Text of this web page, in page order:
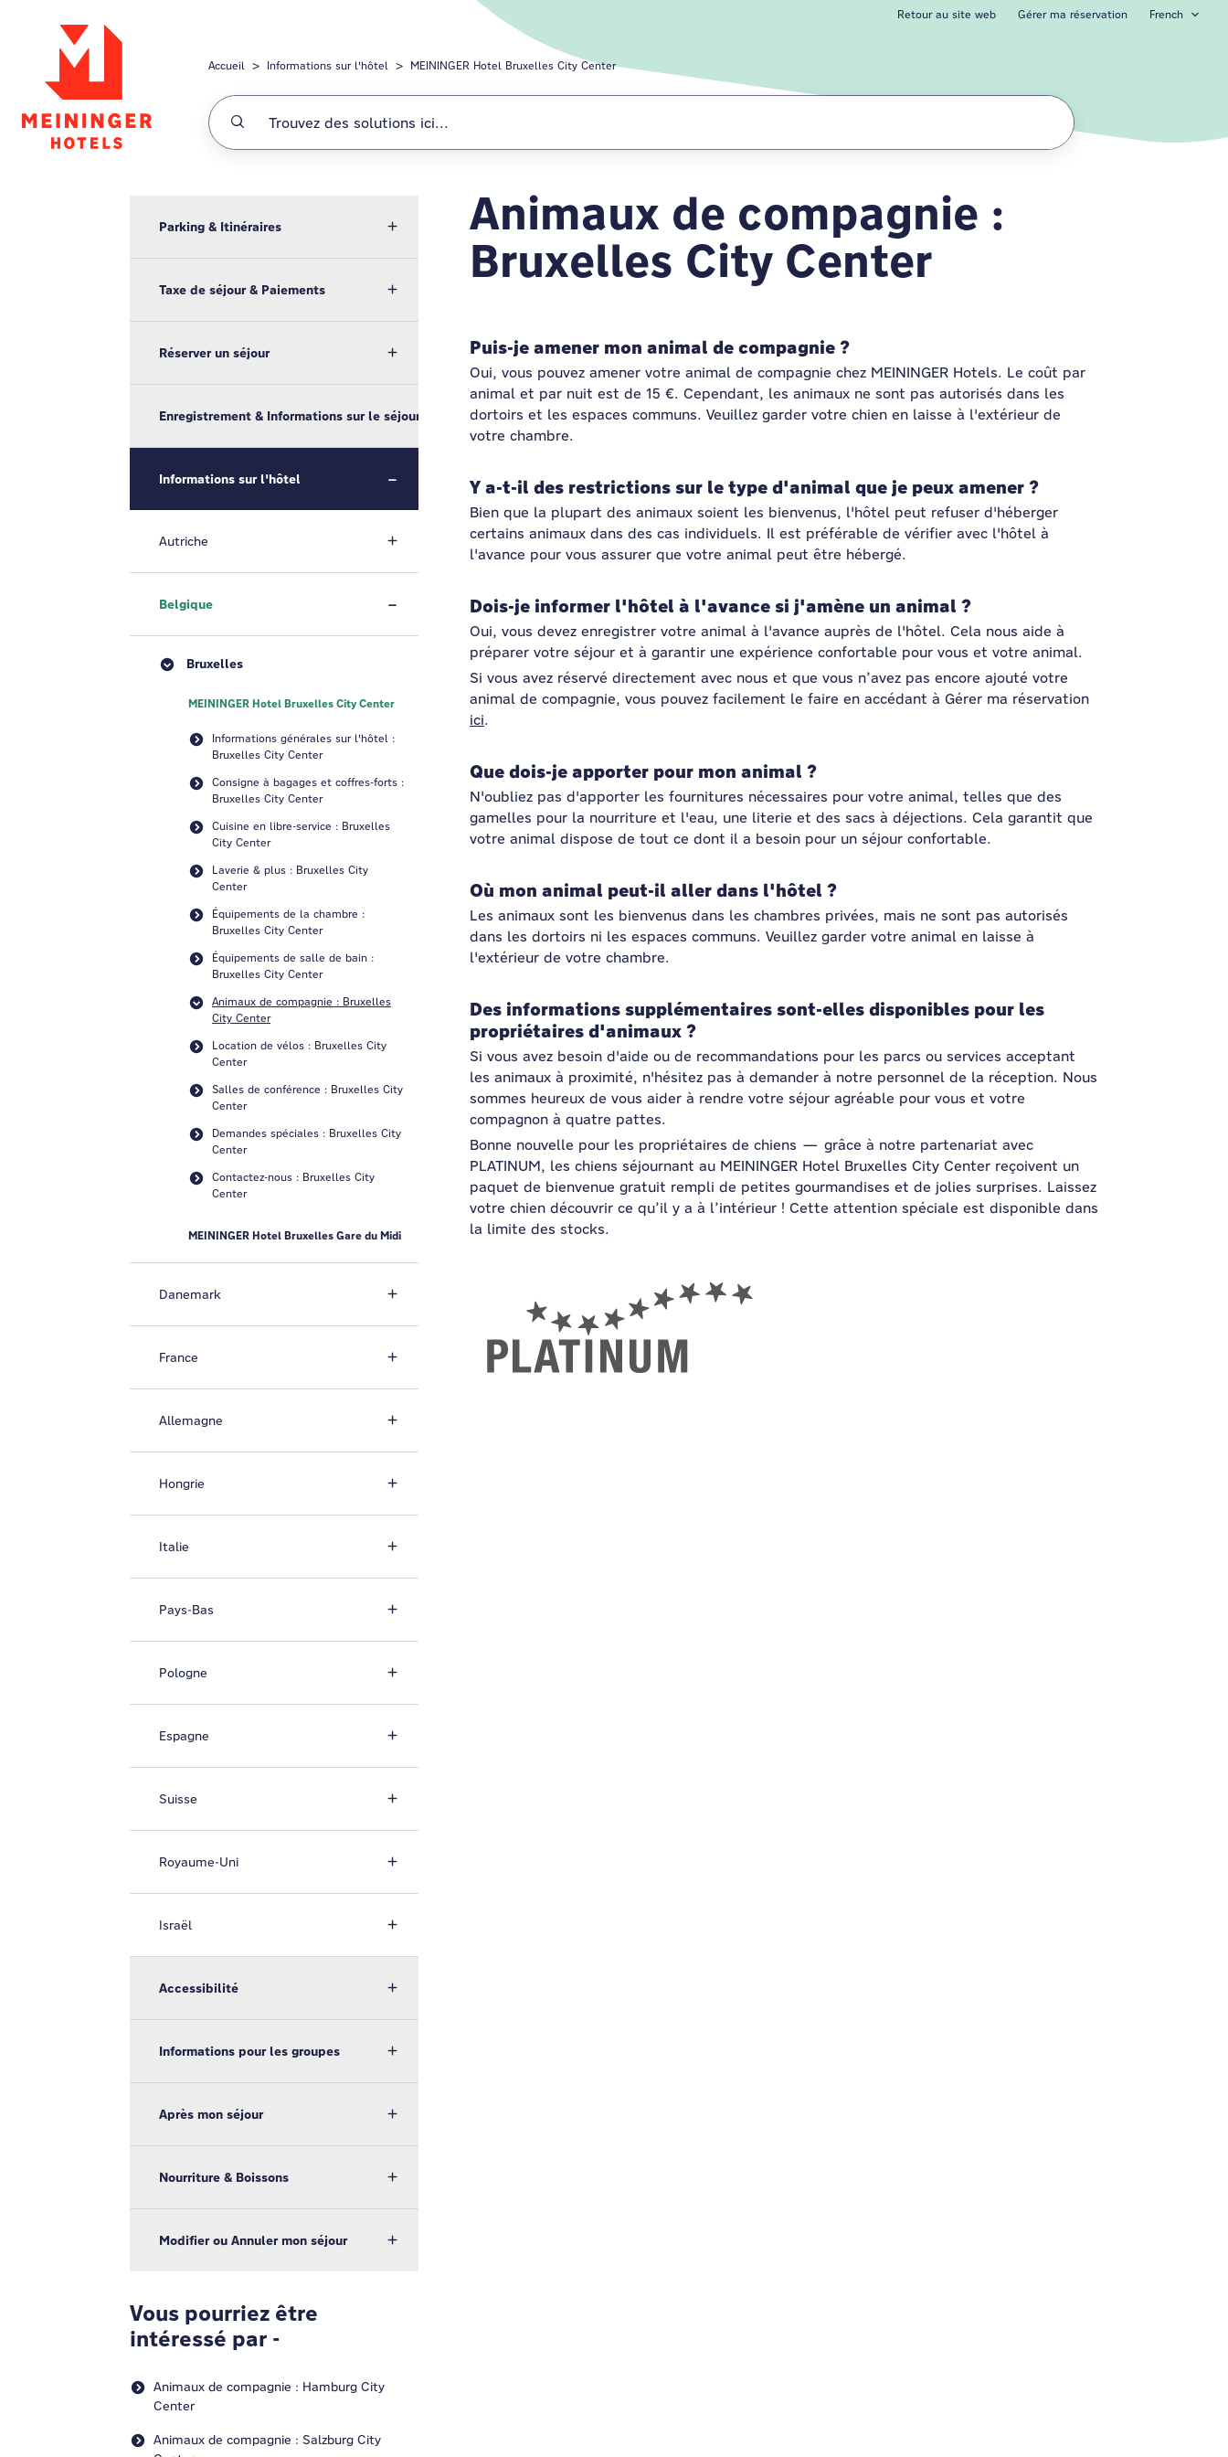
Retour au site web Gérer ma réservation French
Accueil Informations sur l'hôtel MEININGER Hotel Bruxelles City Center
MEININGER Hotel Bruxelles City
Animaux de compagnie :
Bruxelles City Center
Puis-je amener mon animal de compagnie ?
Oui, vous pouvez amener votre animal de compagnie chez MEININGER Hotels. Le coût par
animal et par nuit est de 15 €. Cependant, les animaux ne sont pas autorisés dans les
dortoirs et les espaces communs. Veuillez garder votre chien en laisse à l'extérieur de
votre chambre.
Y a-t-il des restrictions sur le type d'animal que je peux amener ?
Bien que la plupart des animaux soient les bienvenus, l'hôtel peut refuser d'héberger
certains animaux dans des cas individuels. Il est préférable de vérifier avec l'hôtel à
l'avance pour vous assurer que votre animal peut être hébergé.
Dois-je informer l'hôtel à l'avance si j'amène un animal ?
Oui, vous devez enregistrer votre animal à l'avance auprès de l'hôtel. Cela nous aide à
préparer votre séjour et à garantir une expérience confortable pour vous et votre animal.
Si vous avez réservé directement avec nous et que vous n’avez pas encore ajouté votre
animal de compagnie, vous pouvez facilement le faire en accédant à Gérer ma réservation
ici.
Que dois-je apporter pour mon animal ?
N'oubliez pas d'apporter les fournitures nécessaires pour votre animal, telles que des
gamelles pour la nourriture et l'eau, une literie et des sacs à déjections. Cela garantit que
votre animal dispose de tout ce dont il a besoin pour un séjour confortable.
Où mon animal peut-il aller dans l'hôtel ?
Les animaux sont les bienvenus dans les chambres privées, mais ne sont pas autorisés
dans les dortoirs ni les espaces communs. Veuillez garder votre animal en laisse à
l'extérieur de votre chambre.
Des informations supplémentaires sont-elles disponibles pour les
propriétaires d'animaux ?
Si vous avez besoin d'aide ou de recommandations pour les parcs ou services acceptant
les animaux à proximité, n'hésitez pas à demander à notre personnel de la réception. Nous
sommes heureux de vous aider à rendre votre séjour agréable pour vous et votre
compagnon à quatre pattes.
Bonne nouvelle pour les propriétaires de chiens — grâce à notre partenariat avec
PLATINUM, les chiens séjournant au MEININGER Hotel Bruxelles City Center reçoivent un
paquet de bienvenue gratuit rempli de petites gourmandises et de jolies surprises. Laissez
votre chien découvrir ce qu’il y a à l’intérieur ! Cette attention spéciale est disponible dans
la limite des stocks.
Parking & Itinéraires
Taxe de séjour & Paiements
Réserver un séjour
Enregistrement & Informations sur le séjour
Informations sur l'hôtel
Autriche
Belgique
Bruxelles
MEININGER Hotel Bruxelles City Center
Informations générales sur l'hôtel :
Bruxelles City Center
Consigne à bagages et coffres-forts :
Bruxelles City Center
Cuisine en libre-service : Bruxelles
City Center
Laverie & plus : Bruxelles City
Center
Équipements de la chambre :
Bruxelles City Center
Équipements de salle de bain :
Bruxelles City Center
Animaux de compagnie : Bruxelles
City Center
Location de vélos : Bruxelles City
Center
Salles de conférence : Bruxelles City
Center
Demandes spéciales : Bruxelles City
Center
Contactez-nous : Bruxelles City
Center
MEININGER Hotel Bruxelles Gare du Midi
Danemark
France
Allemagne
Hongrie
Italie
Pays-Bas
Pologne
Espagne
Suisse
Royaume-Uni
Israël
Accessibilité
Informations pour les groupes
Après mon séjour
Nourriture & Boissons
Modifier ou Annuler mon séjour
Vous pourriez être
intéressé par -
Animaux de compagnie : Hamburg City
Center
Animaux de compagnie : Salzburg City